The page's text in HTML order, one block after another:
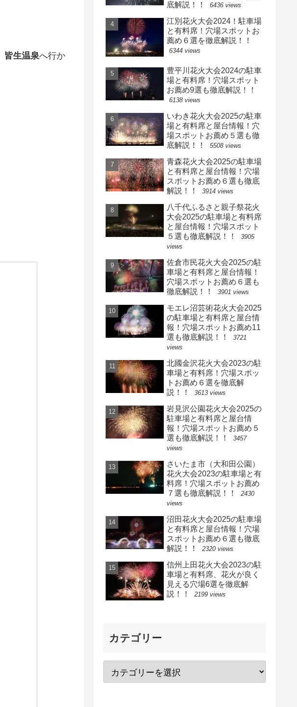
皆生温泉へ行か
底解説！！
6436 views
江別花火大会2024！駐車場
と有料席！穴場スポットお
薦め６選を徹底解説！！
6344 views
豊平川花火大会2024の駐車
場と有料席！穴場スポット
お薦め9選も徹底解説！！
6138 views
いわき花火大会2025の駐車
場と有料席と屋台情報！穴
場スポットお薦め５選も徹
底解説！！
5508 views
青森花火大会2025の駐車場
と有料席と屋台情報！穴場
スポットお薦め６選も徹底
解説！！
3914 views
八千代ふるさと親子祭花火
大会2025の駐車場と有料席
と屋台情報！穴場スポット
５選も徹底解説！！
3905
views
佐倉市民花火大会2025の駐
車場と有料席と屋台情報！
穴場スポットお薦め６選も
徹底解説！！
3901 views
モエレ沼芸術花火大会2025
の駐車場と有料席と屋台情
報！穴場スポットお薦め11
選も徹底解説！！
3721
views
北國金沢花火大会2023の駐
車場と有料席！穴場スポッ
トお薦め６選を徹底解
説！！
3613 views
岩見沢公園花火大会2025の
駐車場と有料席と屋台情
報！穴場スポットお薦め５
選も徹底解説！！
3457
views
さいたま市（大和田公園）
花火大会2023の駐車場と有
料席！穴場スポットお薦め
７選も徹底解説！！
2430
views
沼田花火大会2025の駐車場
と有料席と屋台情報！穴場
スポットお薦め６選も徹底
解説！！
2320 views
信州上田花火大会2023の駐
車場と有料席、花火が良く
見える穴場6選を徹底解
説！！
2199 views
カテゴリー